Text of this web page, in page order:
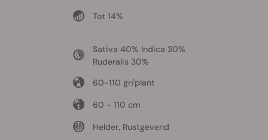
Tot 14%
Sativa 40% Indica 30%
Ruderalis 30%
60-110 gr/plant
60 - 110 cm
Helder, Rustgevend